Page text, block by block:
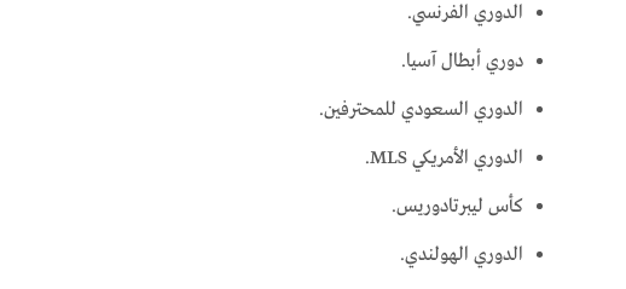
الدوري الفرنسي.
دوري أبطال آسيا.
الدوري السعودي للمحترفين.
الدوري الأمريكي MLS.
كأس ليبرتادوريس.
الدوري الهولندي.